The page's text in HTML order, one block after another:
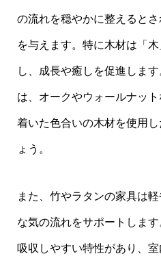
の流れを穏やかに整えると
を与えます。特に木材は「
し、成長や癒しを促進しま
は、オークやウォールナッ
着いた色合いの木材を使用
ょう。
また、竹やラタンの家具は
な気の流れをサポートしま
吸収しやすい特性があり、